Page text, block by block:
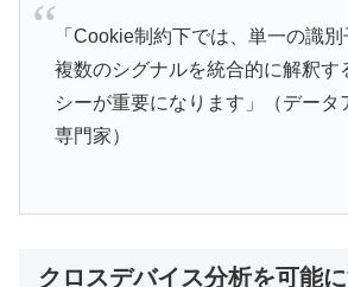
「Cookie制約下では、単一の識別
複数のシグナルを統合的に解釈す
シーが重要になります」（データ
専門家）
クロスデバイス分析を可能